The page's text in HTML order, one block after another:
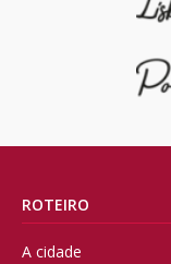
ROTEIRO
A cidade